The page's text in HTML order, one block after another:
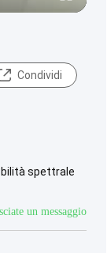
Condividi
spettrale
un messaggio